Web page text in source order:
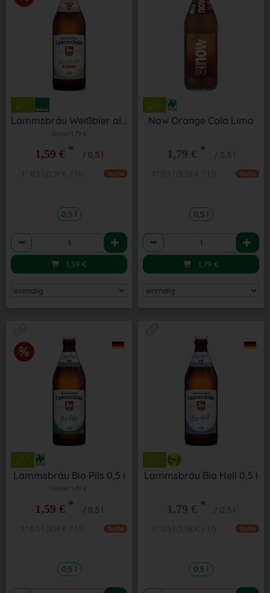
Lammsbräu Weißbier alkoholfrei 0,5 l
bisher 1,79 €
1,59 € * / 0,5 l
Staffel
0,5 l
Anzahl
1,59 €
Now Orange Cola Limo
1,79 € * / 0,5 l
Staffel
0,5 l
Anzahl
1,79 €
Lammsbräu Bio Pils 0,5 l
bisher 1,79 €
1,59 € * / 0,5 l
Staffel
0,5 l
Lammsbräu Bio Hell 0,5 l
1,79 € * / 0,5 l
Staffel
0,5 l